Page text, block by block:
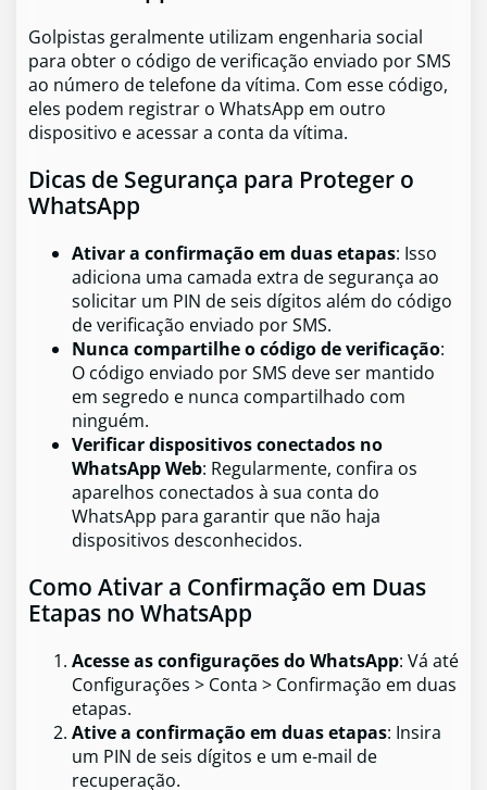
Golpistas geralmente utilizam engenharia social
para obter o código de verificação enviado por SMS
ao número de telefone da vítima. Com esse código,
eles podem registrar o WhatsApp em outro
dispositivo e acessar a conta da vítima.
Dicas de Segurança para Proteger o
WhatsApp
Ativar a confirmação em duas etapas: Isso
adiciona uma camada extra de segurança ao
solicitar um PIN de seis dígitos além do código
de verificação enviado por SMS.
Nunca compartilhe o código de verificação:
O código enviado por SMS deve ser mantido
em segredo e nunca compartilhado com
ninguém.
Verificar dispositivos conectados no
WhatsApp Web: Regularmente, confira os
aparelhos conectados à sua conta do
WhatsApp para garantir que não haja
dispositivos desconhecidos.
Como Ativar a Confirmação em Duas
Etapas no WhatsApp
Acesse as configurações do WhatsApp: Vá até
Configurações > Conta > Confirmação em duas
etapas.
Ative a confirmação em duas etapas: Insira
um PIN de seis dígitos e um e-mail de
recuperação.